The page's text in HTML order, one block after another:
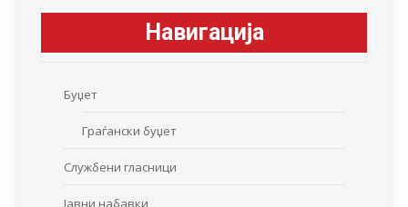
Навигација
Буџет
Граѓански буџет
Службени гласници
Јавни набавки